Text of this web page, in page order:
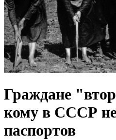
Граждане
кому в СССР
паспортов